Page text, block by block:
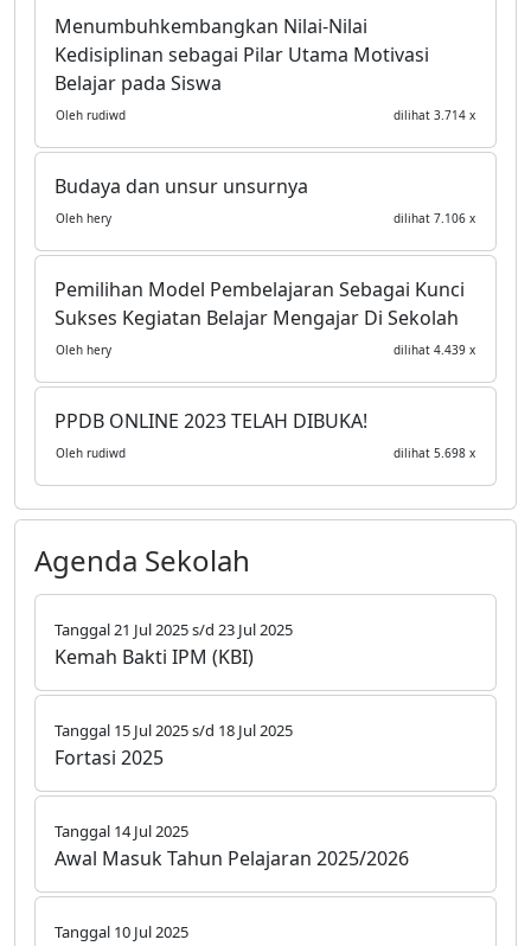
Menumbuhkembangkan Nilai-Nilai
Kedisiplinan sebagai Pilar Utama Motivasi
Belajar pada Siswa
Oleh rudiwd dilihat 3.714 x
Budaya dan unsur unsurnya
Oleh hery dilihat 7.106 x
Pemilihan Model Pembelajaran Sebagai Kunci
Sukses Kegiatan Belajar Mengajar Di Sekolah
Oleh hery dilihat 4.439 x
PPDB ONLINE 2023 TELAH DIBUKA!
Oleh rudiwd dilihat 5.698 x
Agenda Sekolah
Tanggal 21 Jul 2025 s/d 23 Jul 2025
Kemah Bakti IPM (KBI)
Tanggal 15 Jul 2025 s/d 18 Jul 2025
Fortasi 2025
Tanggal 14 Jul 2025
Awal Masuk Tahun Pelajaran 2025/2026
Tanggal 10 Jul 2025